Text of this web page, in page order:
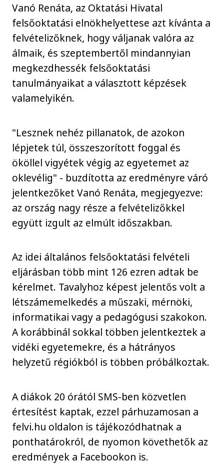
Vanó Renáta, az Oktatási Hivatal
felsőoktatási elnökhelyettese azt kívánta a
felvételizőknek, hogy váljanak valóra az
álmaik, és szeptembertől mindannyian
megkezdhessék felsőoktatási
tanulmányaikat a választott képzések
valamelyikén.
"Lesznek nehéz pillanatok, de azokon
lépjetek túl, összeszorított foggal és
ököllel vigyétek végig az egyetemet az
oklevélig" - buzdította az eredményre váró
jelentkezőket Vanó Renáta, megjegyezve:
az ország nagy része a felvételizőkkel
együtt izgult az elmúlt időszakban.
Az idei általános felsőoktatási felvételi
eljárásban több mint 126 ezren adtak be
kérelmet. Tavalyhoz képest jelentős volt a
létszámemelkedés a műszaki, mérnöki,
informatikai vagy a pedagógusi szakokon.
A korábbinál sokkal többen jelentkeztek a
vidéki egyetemekre, és a hátrányos
helyzetű régiókból is többen próbálkoztak.
A diákok 20 órától SMS-ben közvetlen
értesítést kaptak, ezzel párhuzamosan a
felvi.hu oldalon is tájékozódhatnak a
ponthatárokról, de nyomon követhetők az
eredmények a Facebookon is.